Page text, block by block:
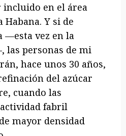
en el área
Y si de
—esta vez en la
personas de mi
hace unos 30 años,
del azúcar
cuando las
fabril
mayor densidad